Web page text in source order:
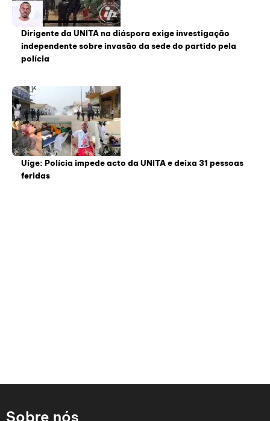
Dirigente da UNITA na diáspora exige investigação
independente sobre invasão da sede do partido pela
polícia
Uíge: Polícia impede acto da UNITA e deixa 31 pessoas
feridas
Sobre nós